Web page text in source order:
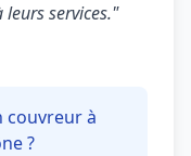
services."
couvreur à
?